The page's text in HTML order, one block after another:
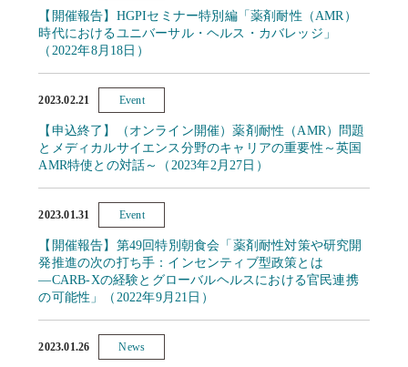
【開催報告】HGPIセミナー特別編「薬剤耐性（AMR）
時代におけるユニバーサル・ヘルス・カバレッジ」
（2022年8月18日）
2023.02.21 Event
【申込終了】（オンライン開催）薬剤耐性（AMR）問題
とメディカルサイエンス分野のキャリアの重要性～英国
AMR特使との対話～（2023年2月27日）
2023.01.31 Event
【開催報告】第49回特別朝食会「薬剤耐性対策や研究開
発推進の次の打ち手：インセンティブ型政策とは
―CARB-Xの経験とグローバルヘルスにおける官民連携
の可能性」（2022年9月21日）
2023.01.26 News